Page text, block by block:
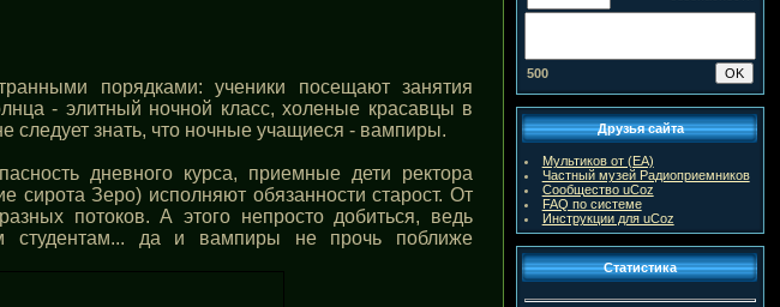
порядками: ученики посещают занятия
- элитный ночной класс, холеные красавцы в
следует знать, что ночные учащиеся - вампиры.
дневного курса, приемные дети ректора
Зеро) исполняют обязанности старост. От
потоков. А этого непросто добиться, ведь
студентам... да и вампиры не прочь поближе
500
Друзья сайта
Мультиков от (ЕА)
Частный музей Радиоприемников
Сообщество uCoz
FAQ по системе
Инструкции для uCoz
Статистика